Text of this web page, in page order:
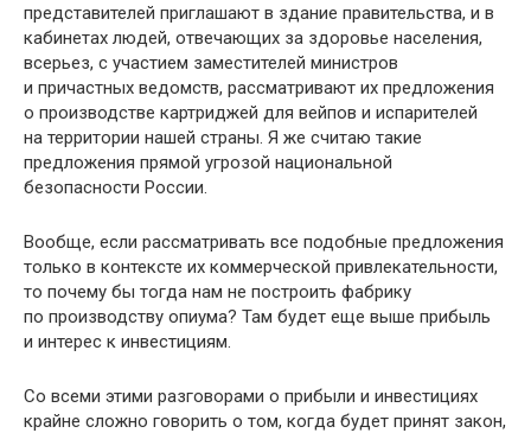
представителей приглашают в здание правительства, и в
кабинетах людей, отвечающих за здоровье населения,
всерьез, с участием заместителей министров
и причастных ведомств, рассматривают их предложения
о производстве картриджей для вейпов и испарителей
на территории нашей страны. Я же считаю такие
предложения прямой угрозой национальной
безопасности России.
Вообще, если рассматривать все подобные предложения
только в контексте их коммерческой привлекательности,
то почему бы тогда нам не построить фабрику
по производству опиума? Там будет еще выше прибыль
и интерес к инвестициям.
Со всеми этими разговорами о прибыли и инвестициях
крайне сложно говорить о том, когда будет принят закон,